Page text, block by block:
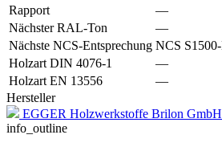
Rapport
—
Nächster RAL-Ton
—
Nächste NCS-Entsprechung NCS
Holzart DIN 4076-1
—
Holzart EN 13556
—
Hersteller
EGGER Holzwerkstoffe Brilon
info_outline